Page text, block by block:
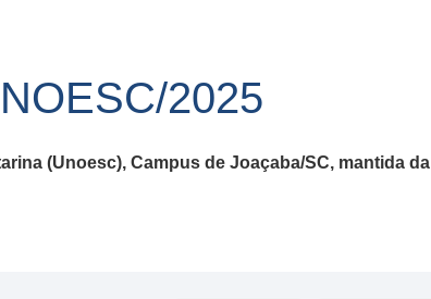
2025
(Unoesc), Campus de Joaçaba/SC, mantida da